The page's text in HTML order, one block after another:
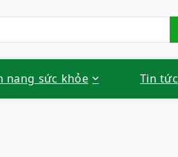
nang sức khỏe Tin tức